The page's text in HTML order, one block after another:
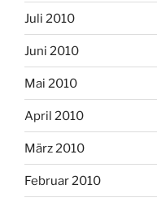
Juli 2010
Juni 2010
Mai 2010
April 2010
März 2010
Februar 2010